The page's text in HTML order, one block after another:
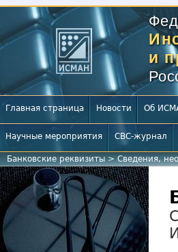
и
Главная страница Новости Об
Научные мероприятия СВС-журнал
Банковские реквизиты>Сведения,